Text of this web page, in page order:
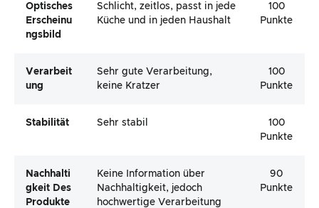
Optisches
Erscheinu
Ngsbild
Schlicht, zeitlos, passt in jede
Küche und in jeden Haushalt
100
Punkte
Verarbeit
Ung
Sehr gute Verarbeitung,
keine Kratzer
100
Punkte
Stabilität Sehr stabil
100
Punkte
Nachhalti
Gkeit Des
Produkte
Keine Information über
Nachhaltigkeit, jedoch
hochwertige Verarbeitung
90
Punkte